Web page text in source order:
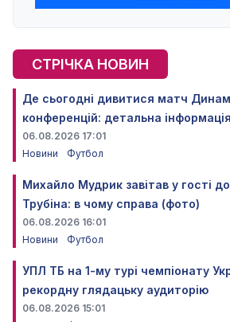
СТРІЧКА НОВИН
Де сьогодні дивитися матч
конференцій: детальна
06.08.2026 17:01
Новини
Футбол
Михайло Мудрик завітав у гості
Трубіна: в чому справа (фото)
06.08.2026 16:01
Новини
Футбол
УПЛ ТБ на 1-му турі чемпіонату
рекордну глядацьку аудиторію
06.08.2026 15:01